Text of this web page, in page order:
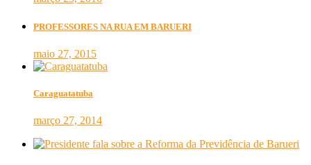
PROFESSORES NA RUA EM BARUERI
maio 27, 2015
Caraguatatuba
março 27, 2014